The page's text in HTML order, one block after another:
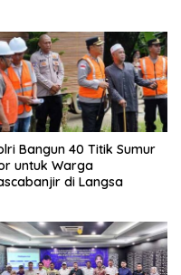
Bangun 40 Titik Sumur
untuk Warga
di Langsa